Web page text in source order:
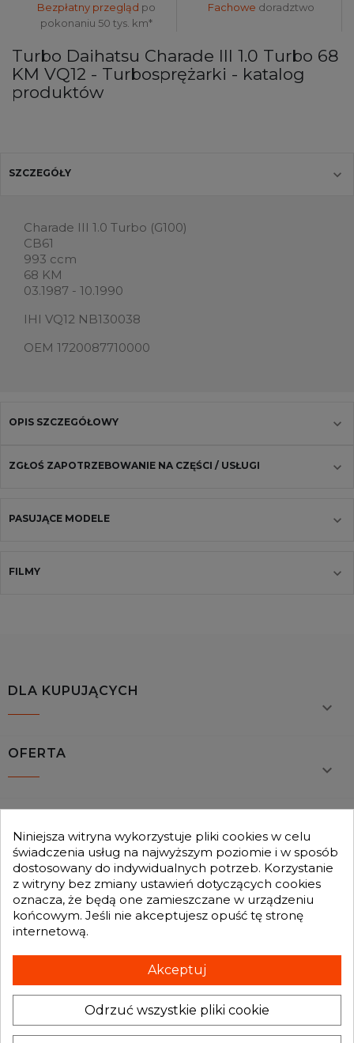
Bezpłatny przegląd po
pokonaniu 50 tys. km*
Fachowe doradztwo
Turbo Daihatsu Charade III 1.0 Turbo 68
KM VQ12 - Turbosprężarki - katalog
produktów
SZCZEGÓŁY
Charade III 1.0 Turbo (G100)
CB61
993 ccm
68 KM
03.1987 - 10.1990
IHI VQ12 NB130038
OEM 1720087710000
OPIS SZCZEGÓŁOWY
ZGŁOŚ ZAPOTRZEBOWANIE NA CZĘŚCI / USŁUGI
PASUJĄCE MODELE
FILMY
DLA KUPUJĄCYCH

OFERTA

GENESIS TURBO
Otrzymuj informację o nowościach i promocjach wprost do Twojej
INFORMACJA O SKLEPIE
keyboard_arrow_down
Niniejsza witryna wykorzystuje pliki cookies w celu
świadczenia usług na najwyższym poziomie i w sposób
dostosowany do indywidualnych potrzeb. Korzystanie
z witryny bez zmiany ustawień dotyczących cookies
oznacza, że będą one zamieszczane w urządzeniu
końcowym. Jeśli nie akceptujesz opuść tę stronę
internetową.
Akceptuj
Odrzuć wszystkie pliki cookie